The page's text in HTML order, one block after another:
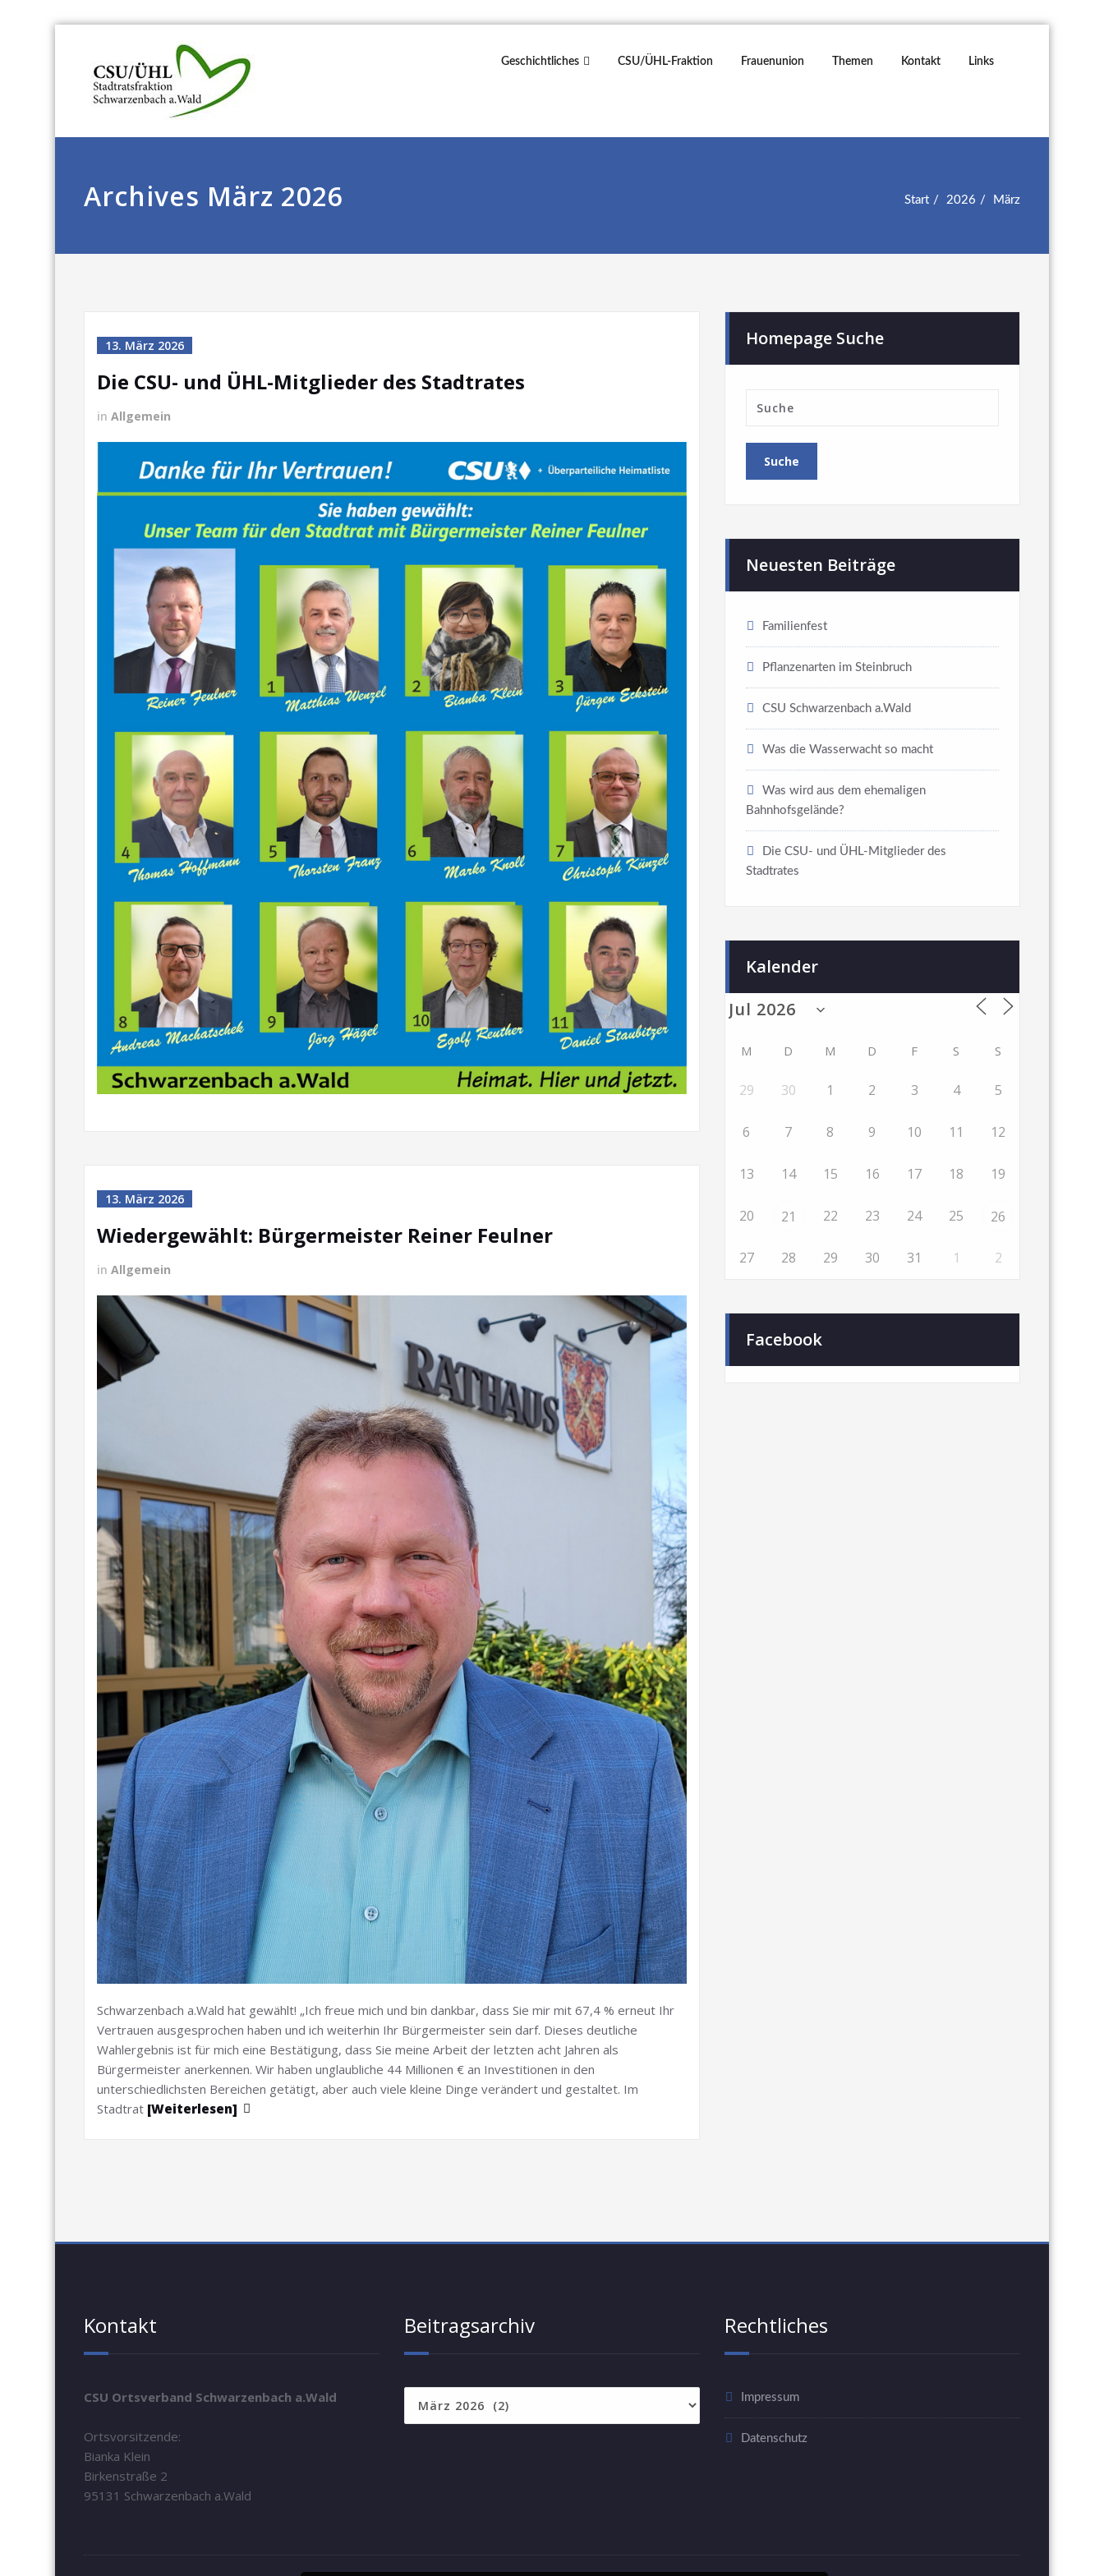
Geschichtliches CSU/ÜHL-Fraktion Frauenunion Themen Kontakt Links
Archives März 2026 Start 2026 März
13. März 2026
Die CSU- und ÜHL-Mitglieder des Stadtrates
in Allgemein
13. März 2026
Wiedergewählt: Bürgermeister Reiner Feulner
in Allgemein
Schwarzenbach a.Wald hat gewählt! „Ich freue mich und bin dankbar, dass Sie mir mit 67,4 % erneut Ihr
Vertrauen ausgesprochen haben und ich weiterhin Ihr Bürgermeister sein darf. Dieses deutliche
Wahlergebnis ist für mich eine Bestätigung, dass Sie meine Arbeit der letzten acht Jahren als
Bürgermeister anerkennen. Wir haben unglaubliche 44 Millionen € an Investitionen in den
unterschiedlichsten Bereichen getätigt, aber auch viele kleine Dinge verändert und gestaltet. Im
Stadtrat [Weiterlesen]
Homepage Suche
Neuesten Beiträge
Familienfest
Pflanzenarten im Steinbruch
CSU Schwarzenbach a.Wald
Was die Wasserwacht so macht
Was wird aus dem ehemaligen
Bahnhofsgelände?
Die CSU- und ÜHL-Mitglieder des
Stadtrates
Kalender
M D M D F S S
29 30 1 2 3 4 5
6 7 8 9 10 11 12
13 14 15 16 17 18 19
20 21 22 23 24 25 26
27 28 29 30 31 1 2
Facebook
Kontakt
CSU Ortsverband Schwarzenbach a.Wald
Ortsvorsitzende:
Bianka Klein
Birkenstraße 2
95131 Schwarzenbach a.Wald
Beitragsarchiv Rechtliches
Impressum
Datenschutz